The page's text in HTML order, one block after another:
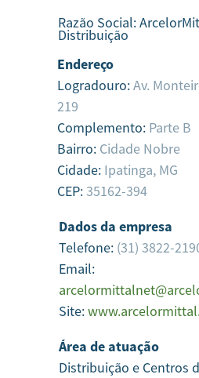
Razão Social:
Distribuição
Endereço
Logradouro:Av.
219
Complemento: Parte B
Bairro: Cidade Nobre
Cidade: Ipatinga, MG
CEP:35162-394
Dados da empresa
Telefone: (31) 3822-
Email:
Site:
Área de atuação
Distribuição e Centros